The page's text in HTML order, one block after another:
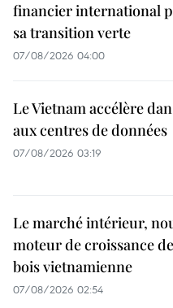
financier international
sa transition verte
07/08/2026 04:00
Le Vietnam accélère
aux centres de données
07/08/2026 03:19
Le marché intérieur,
moteur de croissance
bois vietnamienne
07/08/2026 02:54